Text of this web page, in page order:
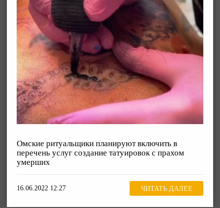
Омские ритуальщики планируют включить в
перечень услуг создание татуировок с прахом
умерших
16.06.2022 12:27 ЧИТАТЬ ДАЛЕЕ